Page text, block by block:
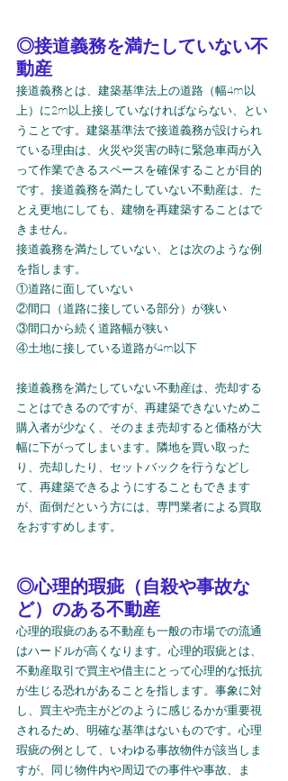
◎接道義務を満たしていない不
動産
接道義務とは、建築基準法上の道路（幅4m以
上）に2m以上接していなければならない、とい
うことです。建築基準法で接道義務が設けられ
ている理由は、火災や災害の時に緊急車両が入
って作業できるスペースを確保することが目的
です。接道義務を満たしていない不動産は、た
とえ更地にしても、建物を再建築することはで
きません。
接道義務を満たしていない、とは次のような例
を指します。
①道路に面していない
②間口（道路に接している部分）が狭い
③間口から続く道路幅が狭い
④土地に接している道路が4m以下
接道義務を満たしていない不動産は、売却する
ことはできるのですが、再建築できないためこ
購入者が少なく、そのまま売却すると価格が大
幅に下がってしまいます。隣地を買い取った
り、売却したり、セットバックを行うなどし
て、再建築できるようにすることもできます
が、面倒だという方には、専門業者による買取
をおすすめします。
◎心理的瑕疵（自殺や事故な
ど）のある不動産
心理的瑕疵のある不動産も一般の市場での流通
はハードルが高くなります。心理的瑕疵とは、
不動産取引で買主や借主にとって心理的な抵抗
が生じる恐れがあることを指します。事象に対
し、買主や売主がどのように感じるかが重要視
されるため、明確な基準はないものです。心理
瑕疵の例として、いわゆる事故物件が該当しま
すが、同じ物件内や周辺での事件や事故、ま